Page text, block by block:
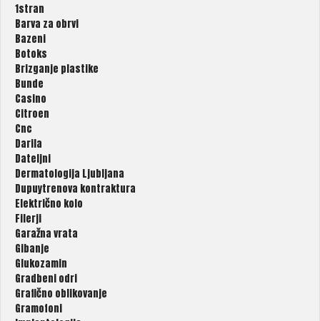
1stran
Barva za obrvi
Bazeni
Botoks
Brizganje plastike
Bunde
Casino
Citroen
Cnc
Darila
Dateljni
Dermatologija Ljubljana
Dupuytrenova kontraktura
Električno kolo
Filerji
Garažna vrata
Gibanje
Glukozamin
Gradbeni odri
Grafično oblikovanje
Gramofoni